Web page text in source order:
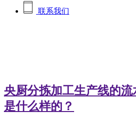
联系我们
央厨分拣加工生产线的
是什么样的？